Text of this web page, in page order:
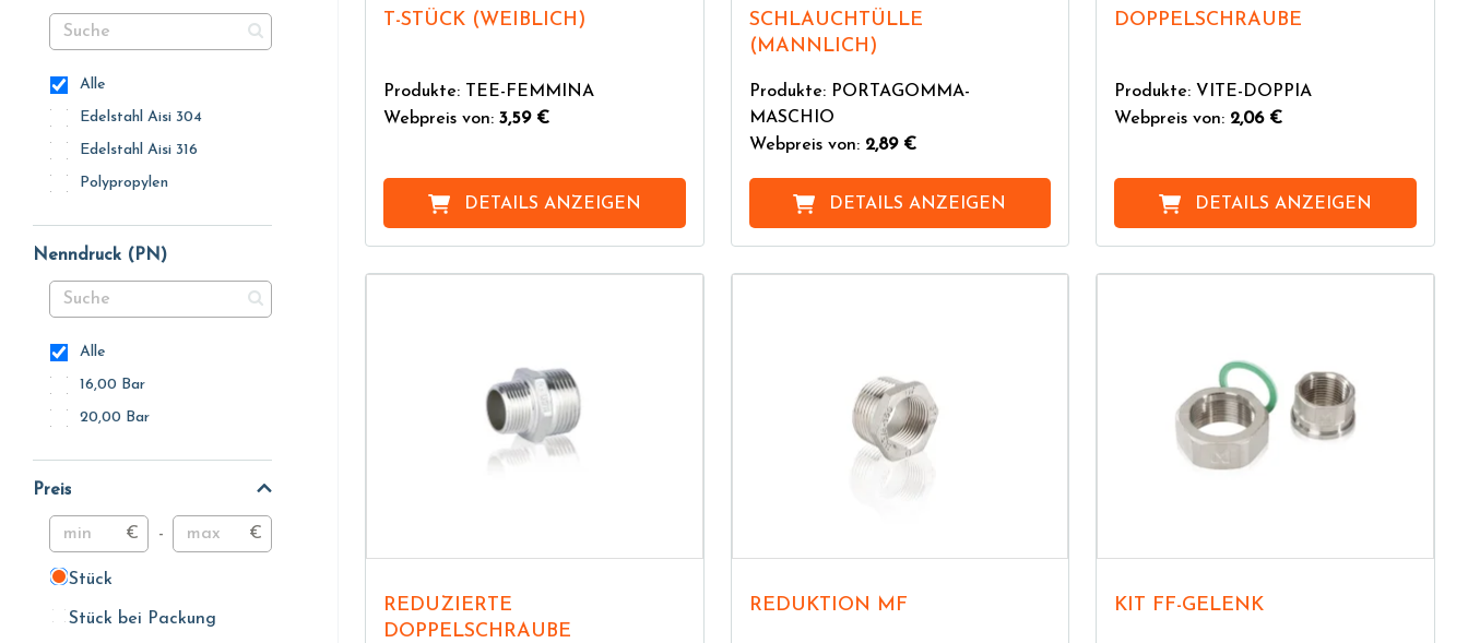
Alle
Edelstahl Aisi 304
Edelstahl Aisi 316
Polypropylen
Nenndruck (PN)
Alle
16,00 Bar
20,00 Bar
Preis
€ - €
Stück
Stück
Stück bei Packung
Stück bei Packung
T-STÜCK (WEIBLICH)
Produkte: TEE-FEMMINA
Webpreis von: 3,59 €
DETAILS ANZEIGEN
SCHLAUCHTÜLLE
(MANNLICH)
Produkte: PORTAGOMMA-
MASCHIO
Webpreis von: 2,89 €
DETAILS ANZEIGEN
DOPPELSCHRAUBE
Produkte: VITE-DOPPIA
Webpreis von: 2,06 €
DETAILS ANZEIGEN
REDUZIERTE
DOPPELSCHRAUBE
REDUKTION MF KIT FF-GELENK